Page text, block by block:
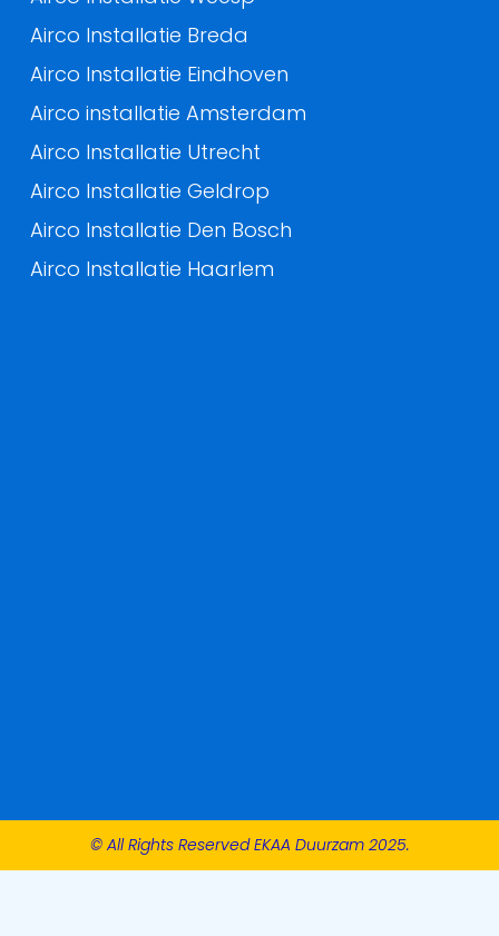
Airco Installatie Breda
Airco Installatie Eindhoven
Airco installatie Amsterdam
Airco Installatie Utrecht
Airco Installatie Geldrop
Airco Installatie Den Bosch
Airco Installatie Haarlem
© All Rights Reserved EKAA Duurzam 2025.